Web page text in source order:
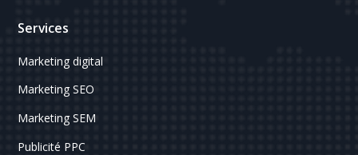
Services
Marketing digital
Marketing SEO
Marketing SEM
Publicité PPC